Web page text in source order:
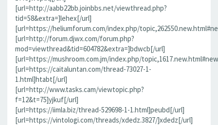
[url=http://aabb22bb.joinbbs.net/viewthread.php?
tid=58&extra=]lehex[/url]
[url=https://heliumforum.com/index.php/
[url=http://forum.djwx.com/forum.php?
mod=viewthread&tid=604782&extra=]bdwcb[/url]
[url=https://mushroom.com.jm/index.php/
[url=https://caitaluntan.com/thread-73027-1-
1.html]htabt[/url]
[url=http://www.tasks.cam/viewtopic.php?
f=12&t=75]yjkuf[/url]
[url=https://iimla.biz/thread-529698-1-1.html]peubd[/url]
[url=https://vintologi.com/threads/xdedz.3827/]xdedz[/url]